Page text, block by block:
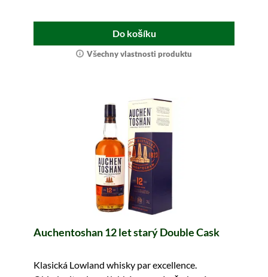
Do košíku
Všechny vlastnosti produktu
Auchentoshan 12 let starý Double Cask
Klasická Lowland whisky par excellence.